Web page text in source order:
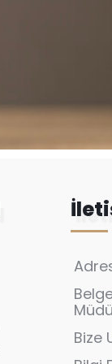
Bize